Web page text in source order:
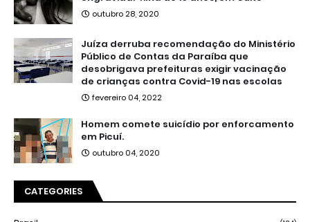
outubro 28, 2020
Juíza derruba recomendação do Ministério
Público de Contas da Paraíba que
desobrigava prefeituras exigir vacinação
de crianças contra Covid-19 nas escolas
fevereiro 04, 2022
Homem comete suicídio por enforcamento
em Picuí.
outubro 04, 2020
CATEGORIES